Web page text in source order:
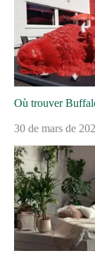
Où trouver
30 de mars de